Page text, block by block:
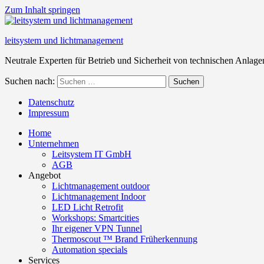
Zum Inhalt springen
leitsystem und lichtmanagement
Neutrale Experten für Betrieb und Sicherheit von technischen
Suchen nach: Suchen
Datenschutz
Impressum
Home
Unternehmen
Leitsystem IT GmbH
AGB
Angebot
Lichtmanagement outdoor
Lichtmanagement Indoor
LED Licht Retrofit
Workshops: Smartcities
Ihr eigener VPN Tunnel
Thermoscout ™ Brand Früherkennung
Automation specials
Services